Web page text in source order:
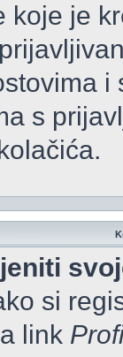
koje je
i
s
si
link